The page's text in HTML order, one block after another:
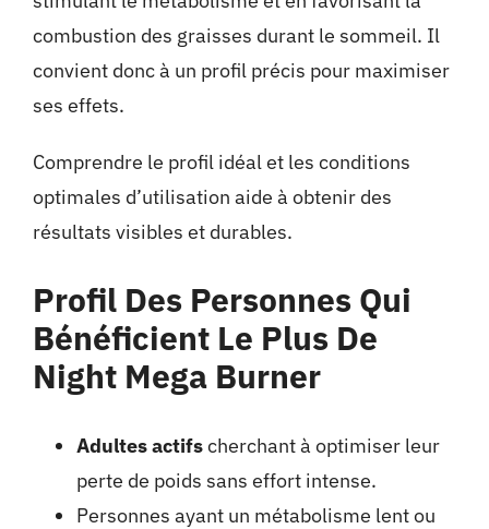
combustion des graisses durant le sommeil. Il
convient donc à un profil précis pour maximiser
ses effets.
Comprendre le profil idéal et les conditions
optimales d’utilisation aide à obtenir des
résultats visibles et durables.
Profil Des Personnes Qui
Bénéficient Le Plus De
Night Mega Burner
Adultes actifscherchant à optimiser leur
perte de poids sans effort intense.
Personnes ayant un métabolisme lent ou